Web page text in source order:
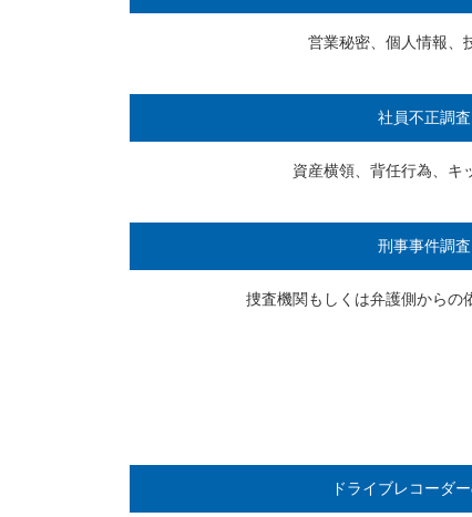
営業秘密、個人情報、
社員不正調査
資産横領、背任行為、 キ
刑事事件調査
捜査機関もしくは弁護側からの
ドライブレコーダ